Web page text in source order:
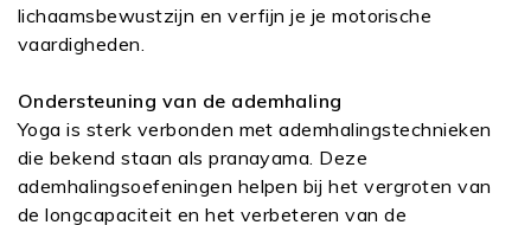
lichaamsbewustzijn en verfijn je je motorische
vaardigheden.
Ondersteuning van de ademhaling
Yoga is sterk verbonden met ademhalingstechnieken
die bekend staan als pranayama. Deze
ademhalingsoefeningen helpen bij het vergroten van
de longcapaciteit en het verbeteren van de